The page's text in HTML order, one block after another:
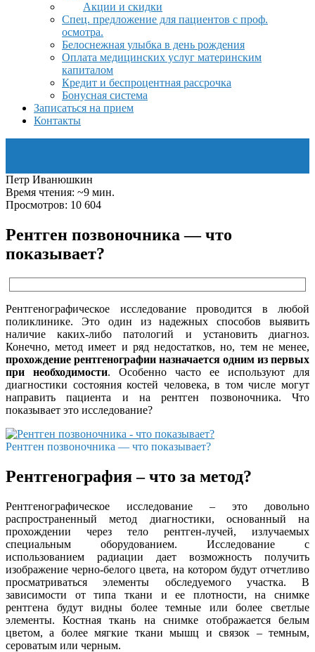
Акции и скидки
Спец. предложение для пациентов с проф.
осмотра.
Белоснежная улыбка в день рождения
Оплата медицинских услуг материнским
капиталом
Кредит и беспроцентная рассрочка
Бонусная система
Записаться на прием
Контакты
Петр Иванюшкин
Время чтения: ~9 мин.
Просмотров: 10 604
Рентген позвоночника — что
показывает?
Рентгенографическое исследование проводится в любой
поликлинике. Это один из надежных способов выявить
наличие каких-либо патологий и установить диагноз.
Конечно, метод имеет и ряд недостатков, но, тем не менее,
прохождение рентгенографии назначается одним из первых
при необходимости. Особенно часто ее используют для
диагностики состояния костей человека, в том числе могут
направить пациента и на рентген позвоночника. Что
показывает это исследование?
Рентген позвоночника — что показывает?
Рентгенография – что за метод?
Рентгенографическое исследование – это довольно
распространенный метод диагностики, основанный на
прохождении через тело рентген-лучей, излучаемых
специальным оборудованием. Исследование с
использованием радиации дает возможность получить
изображение черно-белого цвета, на котором будут отчетливо
просматриваться элементы обследуемого участка. В
зависимости от типа ткани и ее плотности, на снимке
рентгена будут видны более темные или более светлые
элементы. Костная ткань на снимке отображается белым
цветом, а более мягкие ткани мышц и связок – темным,
сероватым или черным.